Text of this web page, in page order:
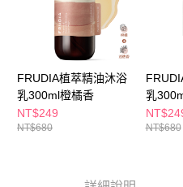
【「AFTEE先享後付」結帳流程】
１．於結帳方式選擇「AFTEE先享
結帳頁面，進行簡訊認證並確認金額
２．訂單成立數日內，您將收到繳費
３．收到繳費通知簡訊後14天內，點
ATM／網路銀行／等多元方式進行付
※ 請注意：結帳手續完成當下不需立
購買商品的店家。未經商家同意取消
後付繳納相關費用。
客戶支援中心」 https://
每筆NT$65，滿NT$390(含以上)
付款後全家取貨
萊爾富取貨付款
每筆NT$65，滿NT$490(含以上)
FRUDIA植萃精油沐浴
乳300ml橙橘香
NT$249
NT$680
乳
NT$680